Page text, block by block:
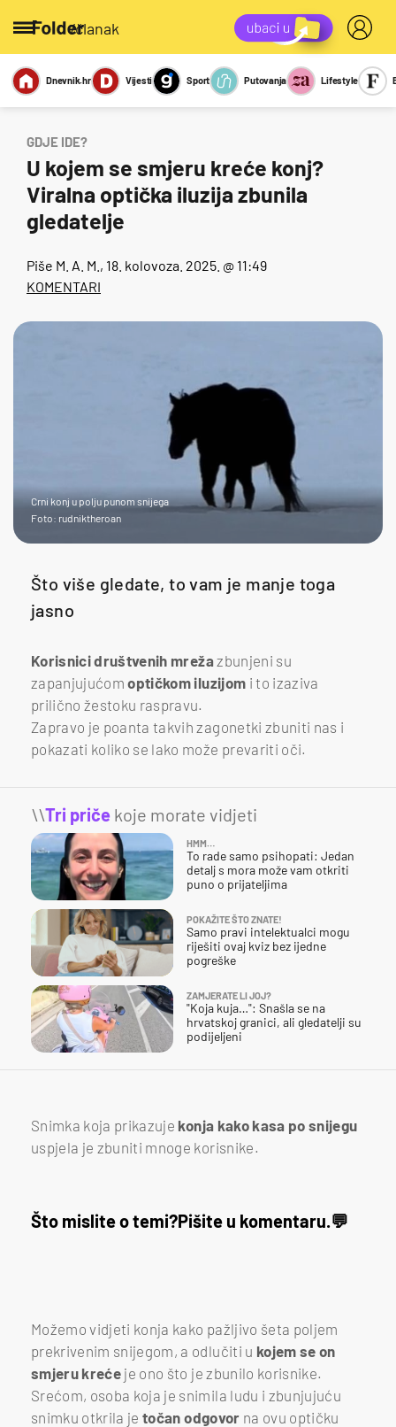
/članak
Miks Kviz
Report
Sexy
Dnevnik.hr Vijesti Sport Putovanja Lifestyle
GDJE IDE?
U kojem se smjeru kreće konj?
Viralna optička iluzija zbunila
gledatelje
Piše M. A. M. , 18. kolovoza. 2025. @ 11:49
KOMENTARI
Crni konj u polju punom snijega
Foto: rudniktheroan
Što više gledate, to vam je manje toga
jasno
Korisnicidruštvenih mrežazbunjeni su
zapanjujućomoptičkom iluzijom i to izaziva
prilično žestoku raspravu.
Zapravo je poanta takvih zagonetki zbuniti nas i
pokazati koliko se lako može prevariti oči.
\\Tri priče koje morate vidjeti
HMM…
To rade samo psihopati: Jedan
detalj s mora može vam otkriti
puno o prijateljima
POKAŽITE ŠTO ZNATE!
Samo pravi intelektualci mogu
riješiti ovaj kviz bez ijedne
pogreške
ZAMJERATE LI JOJ?
"Koja kuja…": Snašla se na
hrvatskoj granici, ali gledatelji su
podijeljeni
Snimka koja prikazuje konja kako kasa po snijegu
uspjela je zbuniti mnoge korisnike.
Što mislite o temi?Pišite u komentaru.
Možemo vidjeti konja kako pažljivo šeta poljem
prekrivenim snijegom, a odlučiti u kojem se on
smjeru kreće je ono što je zbunilo korisnike.
Srećom, osoba koja je snimila ludu i zbunjujuću
snimku otkrila je točan odgovor na ovu optičku